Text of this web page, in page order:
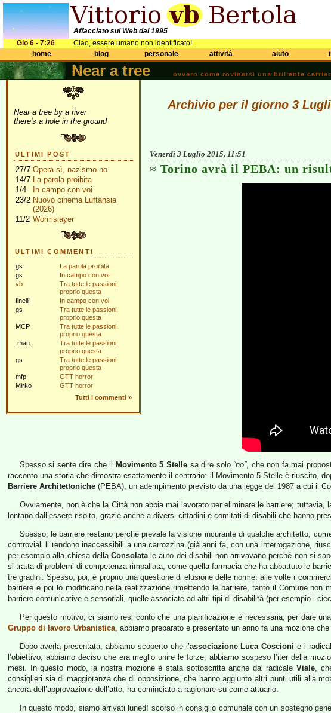
Affacciato sul Web dal 1995
Gio 6 - 7:26
Ciao, essere umano non identificato!
home
blog personale attività aiuto
Near a tree ovvero come rovinarsi una brillante
Near a tree by a river
there's a hole in the ground
ULTIMI POST
27/7 Opera sì, nazismo no
14/7 La parola proibita
1/4
In campo con voi
23/2 Nuovo cinema Luftansia
(2026)
11/2 Wormslayer
ULTIMI COMMENTI
gs
La parola proibita
gs
In campo con voi
vb
Tra tutte le passioni,
proprio questa
finelli
In campo con voi
gs
Tra tutte le passioni,
proprio questa
MCP
Tra tutte le passioni,
proprio questa
.mau.
Tra tutte le passioni,
proprio questa
gs
Tra tutte le passioni,
proprio questa
mfp
GTT horror
Mirko
GTT horror
Tutti i commenti »
Archivio per il giorno 3
Venerdì 3 Luglio 2015, 11:51
Torino avrà il PEBA: un
Spesso si sente dire che il Movimento 5 Stellesa dire solo “no”, che non fa mai
racconto una storia che dimostra esattamente il contrario: il Movimento 5 Stelle è riuscito,
Barriere Architettoniche (PEBA), un adempimento previsto da una legge del 1987 a cui il
Ovviamente, non è che la Città non abbia mai lavorato per eliminare le barriere;
lontano dall’essere risolto, grazie anche a diversi cittadini e comitati di disabili che hanno
Spesso, le barriere restano perché prevale la visione incurante di qualche architetto,
controviali li rendono inaccessibili a una carrozzina (già anni fa, con una interrogazione,
per esempio alla chiesa della Consolatale auto dei disabili non arrivavano perché non si
si tratta di problemi di competenza rimpallata, come quella farmacia che ha abbattuto le
tre gradini. Spesso, poi, è proprio una questione di elusione delle norme: alle volte i
barriere e poi lo modificano nella realizzazione rimettendo le barriere, tanto il Comune
barriere comunicative e sensoriali, quelle associate ad altri tipi di disabilità (per esempio i
Per questo motivo, ci siamo resi conto che una pianificazione è necessaria, per dare
Gruppo di lavoro Urbanistica, abbiamo preparato e presentato un anno fa una mozione
Dopo averla presentata, abbiamo scoperto che l’associazione Luca Coscioni e i
l’obiettivo, abbiamo deciso che era meglio unire le forze; abbiamo sospeso l’iter della
mesi. In questo modo, la nostra mozione è stata sottoscritta anche dal radicaleViale,
consiglieri sia di maggioranza che di opposizione, che hanno aggiunto altri punti utili alla
ancora dell’approvazione dell’atto, ha cominciato a ragionare su come attuarlo.
In questo modo, siamo arrivati lunedì scorso in consiglio comunale con un sostegno